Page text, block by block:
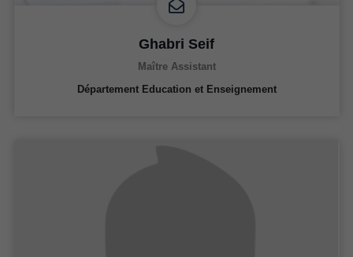
Ghabri Seif
Maître Assistant
Département Education et Enseignement